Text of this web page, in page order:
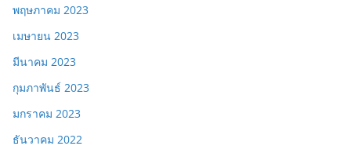
พฤษภาคม 2023
เมษายน 2023
มีนาคม 2023
กุมภาพันธ์ 2023
มกราคม 2023
ธันวาคม 2022